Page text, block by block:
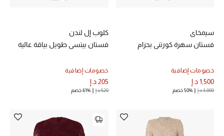
سيمخاي
فستان سهرة كورتني بحزام
خصومات إضافية
1,500 د.إ
3,000 د.إ 50% خصم
كلوب إل لندن
فستان بيتسي طويل بياقة عالية
خصومات إضافية
205 د.إ
520 د.إ 61% خصم